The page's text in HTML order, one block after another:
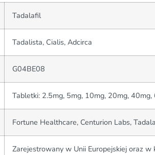
Tadalafil
Tadalista, Cialis, Adcirca
G04BE08
Tabletki: 2.5mg, 5mg, 10mg, 20mg,
Fortune Healthcare, Centurion Labs,
Zarejestrowany w Unii Europejskiej oraz